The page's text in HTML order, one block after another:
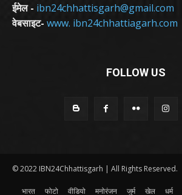
ईमेल - ibn24chhattisgarh@gmail.com
वेबसाइट- www. ibn24chhattiagarh.com
FOLLOW US
© 2022 IBN24Chhattisgarh | All Rights Reserved.
भारत फोटो वीडियो मनोरंजन जुर्म खेल धर्म